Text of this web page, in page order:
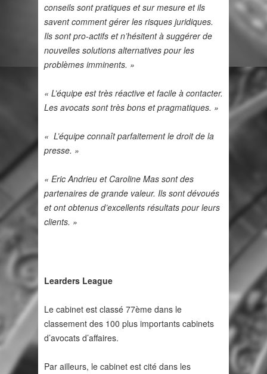
conseils sont pratiques et sur mesure et ils
savent comment gérer les risques juridiques.
Ils sont pro-actifs et n’hésitent à suggérer de
nouvelles solutions alternatives pour les
problèmes imminents. »
« L’équipe est très réactive et facile à contacter.
Les avocats sont très bons et pragmatiques. »
« L’équipe connaît parfaitement le droit de la
presse. »
« Eric Andrieu et Caroline Mas sont des
partenaires de grande valeur. Ils sont dévoués
et ont obtenus d’excellents résultats pour leurs
clients. »
Learders League
Le cabinet est classé 77ème dans le
classement des 100 plus importants cabinets
d’avocats d’affaires.
Par ailleurs, le cabinet est cité dans les